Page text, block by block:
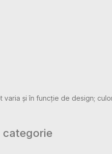
și în funcție de design;
categorie